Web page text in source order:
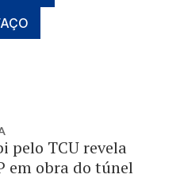
pelo TCU revela
em obra do túnel